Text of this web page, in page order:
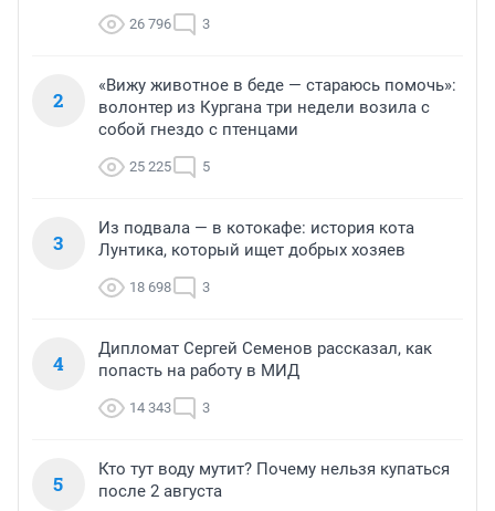
26 796 3
2
«Вижу животное в беде — стараюсь помочь»:
волонтер из Кургана три недели возила с
собой гнездо с птенцами
25 225 5
3
Из подвала — в котокафе: история кота
Лунтика, который ищет добрых хозяев
18 698 3
4
Дипломат Сергей Семенов рассказал, как
попасть на работу в МИД
14 343 3
5
Кто тут воду мутит? Почему нельзя купаться
после 2 августа